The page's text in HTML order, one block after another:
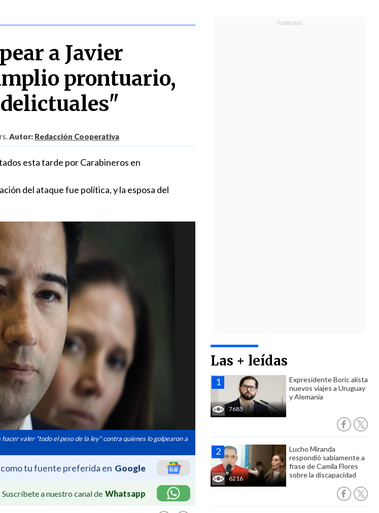
a Javier
prontuario,
Autor: Redacción Cooperativa
esta tarde por Carabineros en
del ataque fue política, y la esposa del
valer "todo el peso de la ley" contra quienes lo golpearon a
tu fuente preferida en Google
Suscríbete a nuestro canal de Whatsapp
Las + leídas
7685
Expresidente Boric alista
nuevos viajes a Uruguay
y Alemania
6216
Lucho Miranda
respondió sabiamente a
frase de Camila Flores
sobre la discapacidad